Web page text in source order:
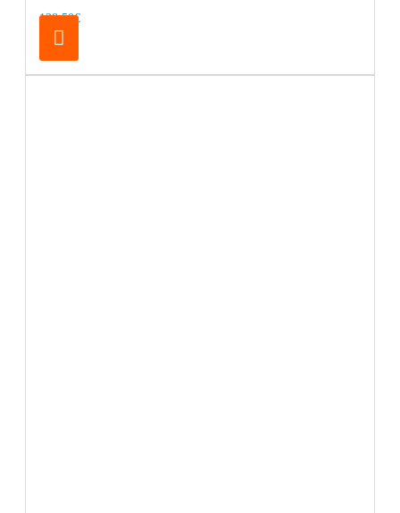
138,50€